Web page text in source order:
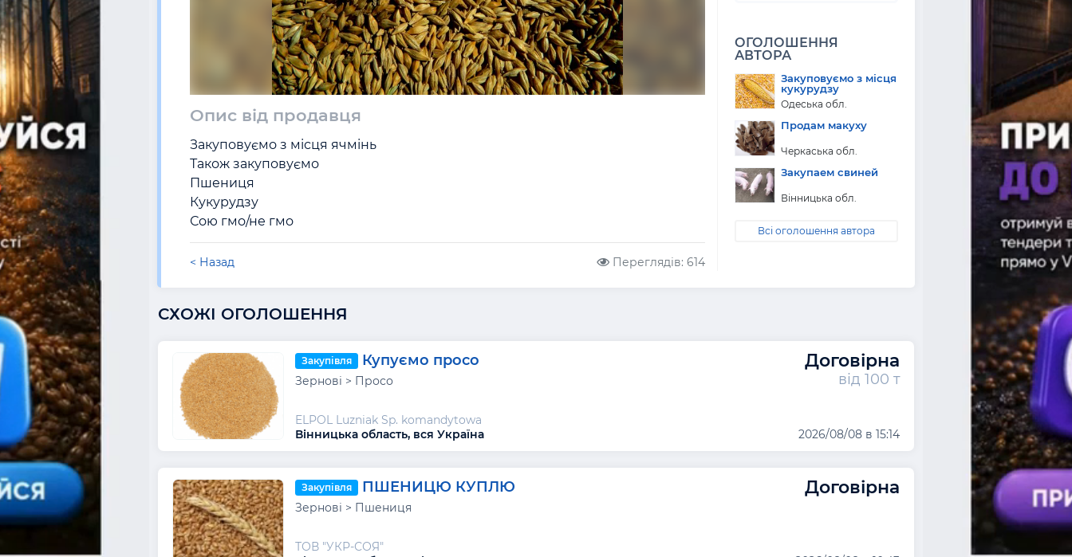
Опис від продавця
Закуповуємо з місця ячмінь
Також закуповуємо
Пшениця
Кукурудзу
Сою гмо/не гмо
< Назад Переглядів: 614
ОГОЛОШЕННЯ
АВТОРА
Закуповуємо з місця
кукурудзу
Одеська обл.
Продам макуху
Черкаська обл.
Закупаем свиней
Вінницька обл.
Всі оголошення автора
СХОЖІ ОГОЛОШЕННЯ
Закупівля Купуємо просо Договірна
Зернові > Просо від 100 т
ELPOL Luzniak Sp. komandytowa
Вінницька область, вся Україна
2026/08/08 в 15:14
Закупівля ПШЕНИЦЮ КУПЛЮ Договірна
Зернові > Пшениця
ТОВ "УКР-СОЯ"